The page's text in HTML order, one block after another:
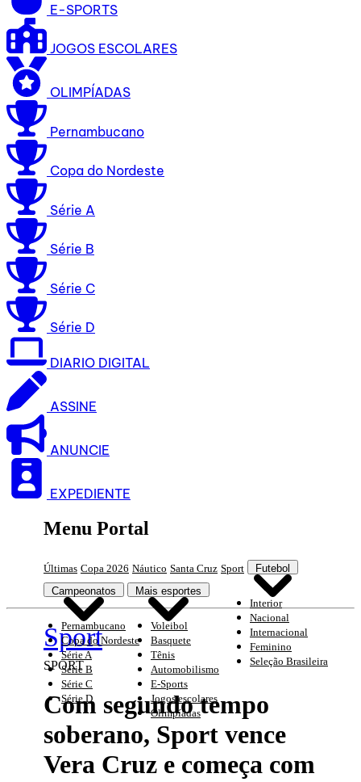
E-SPORTS
JOGOS ESCOLARES
OLIMPÍADAS
Pernambucano
Copa do Nordeste
Série A
Série B
Série C
Série D
DIARIO DIGITAL
ASSINE
ANUNCIE
EXPEDIENTE
Menu Portal
Últimas Copa 2026 Náutico Santa Cruz Sport Futebol
Interior
Nacional
Internacional
Feminino
Seleção Brasileira
Campeonatos
Pernambucano
Copa do Nordeste
Série A
Série B
Série C
Série D
Mais esportes
Voleibol
Basquete
Tênis
Automobilismo
E-Sports
Jogos escolares
Olimpíadas
Sport
SPORT
Com segundo tempo
soberano, Sport vence
Vera Cruz e começa com